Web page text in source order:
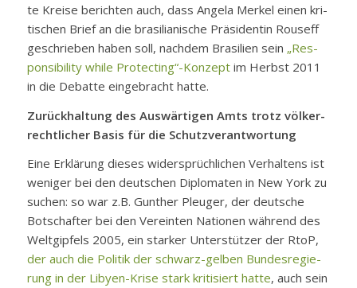
te Krei­se be­rich­ten auch, dass An­ge­la Mer­kel ei­nen kri­
ti­schen Brief an die bra­si­lia­ni­sche Prä­si­den­tin Rouseff
ge­schrie­ben ha­ben soll, nach­dem Bra­si­li­en sein „Re­s­
pon­si­bi­li­ty whi­le Pro­tec­ting“-Kon­zeptim Herbst 2011
in die De­bat­te ein­ge­bracht hat­te.
Zu­rück­hal­tung des Aus­wär­ti­gen Amts trotz völ­ker­
recht­li­cher Ba­sis für die Schutz­ver­ant­wor­tung
Ei­ne Er­klä­rung die­ses wi­der­sprüch­li­chen Ver­hal­tens ist
we­ni­ger bei den deut­schen Di­plo­ma­ten in New York zu
su­chen: so war z.B. Gun­ther Pleu­ger, der deut­sche
Bot­schaf­ter bei den Ver­ein­ten Na­tio­nen wäh­rend des
Welt­gip­fels 2005, ein star­ker Un­ter­stüt­zer der RtoP,
der auch die Po­li­tik der schwarz-gel­ben Bun­des­re­gie­
rung in der Li­by­en-Kri­se stark kri­ti­siert hat­te, auch sein